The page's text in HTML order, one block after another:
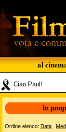
al
Ciao Paul!
In
Ordine elenco: Data